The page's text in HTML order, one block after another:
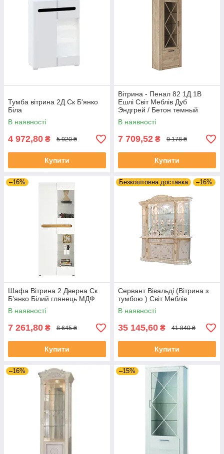
Тумба вітрина 2Д Ск Б'янко
Біла
В наявності
4 972,80 ₴ 5 920 ₴
Купити
Вітрина - Пенал 82 1Д 1В
Ешлі Світ Меблів Дуб
Эндгрей / Бетон темный
В наявності
7 709,52 ₴ 9 178 ₴
Купити
–16%
Шафа Вітрина 2 Дверна Ск
Б'янко Білий глянець МДФ
В наявності
7 261,80 ₴ 8 645 ₴
Купити
Безкоштовна доставка –16%
Сервант Вівальді (Вітрина з
тумбою ) Світ Меблів
В наявності
35 145,60 ₴ 41 840 ₴
Купити
–16% –15%